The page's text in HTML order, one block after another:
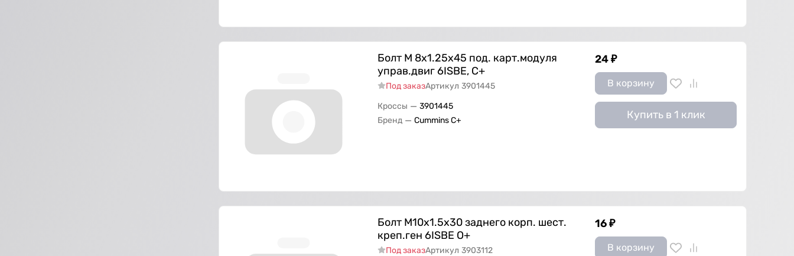
Болт M 8х1.25х45 под. карт.модуля
управ.двиг 6ISBE, С+
Под заказАртикул 3901445
Кроссы — 3901445
Бренд — Cummins C+
24₽
В корзину
Купить в 1 клик
Болт M10х1.5х30 заднего корп. шест.
креп.ген 6ISBE O+
Под заказАртикул 3903112
16₽
В корзину